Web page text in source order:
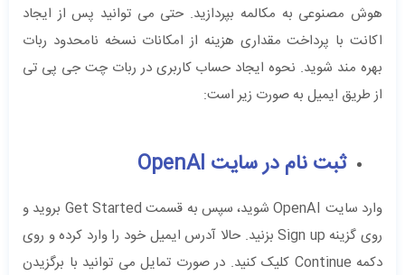
هوش مصنوعی به مکالمه بپردازید. حتی می‌ توانید پس از ایجاد
اکانت با پرداخت مقداری هزینه از امکانات نسخه نامحدود ربات
بهره مند شوید. نحوه ایجاد حساب کاربری در ربات چت جی پی تی
از طریق ایمیل به صورت زیر است:
ثبت نام در سایت OpenAI
وارد سایت OpenAI شوید، سپس به قسمت Get Started بروید و
روی گزینه Sign up بزنید. حالا آدرس ایمیل خود را وارد کرده و روی
دکمه Continue کلیک کنید. در صورت تمایل می‌ توانید با برگزیدن